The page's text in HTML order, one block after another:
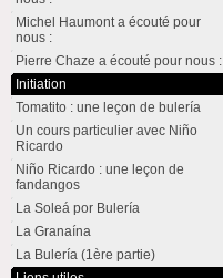
Michel Haumont a écouté pour
nous :
Pierre Chaze a écouté pour nous :
Initiation
Tomatito : une leçon de bulería
Un cours particulier avec Niño
Ricardo
Niño Ricardo : une leçon de
fandangos
La Soleá por Bulería
La Granaína
La Bulería (1ère partie)